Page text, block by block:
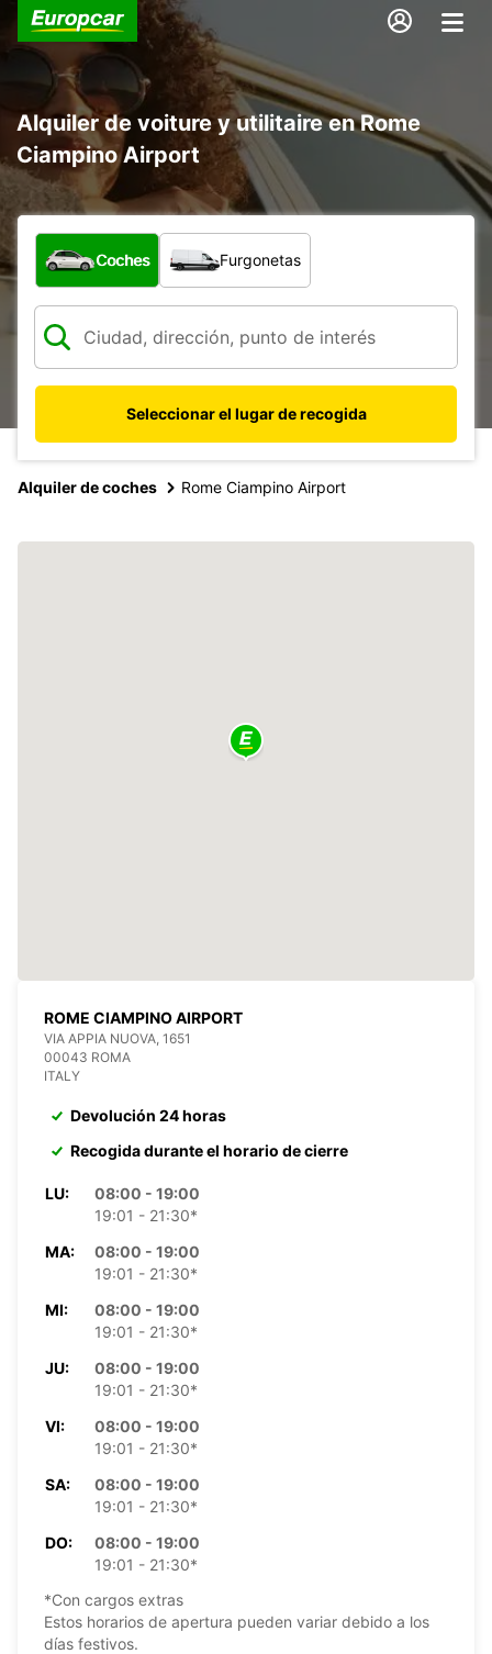
Alquiler de voiture y utilitaire en Rome
Ciampino Airport
¿Qué tipo de vehículo?
Coches Furgonetas
Seleccionar el lugar de recogida
Alquiler de coches Rome Ciampino Airport
ROME CIAMPINO AIRPORT
VIA APPIA NUOVA, 1651
00043 ROMA
ITALY
Devolución 24 horas
Recogida durante el horario de cierre
LU:
08:00 - 19:00
19:01 - 21:30*
MA:
08:00 - 19:00
19:01 - 21:30*
MI:
08:00 - 19:00
19:01 - 21:30*
JU:
08:00 - 19:00
19:01 - 21:30*
VI:
08:00 - 19:00
19:01 - 21:30*
SA:
08:00 - 19:00
19:01 - 21:30*
DO:
08:00 - 19:00
19:01 - 21:30*
*Con cargos extras
Estos horarios de apertura pueden variar debido a los
días festivos.